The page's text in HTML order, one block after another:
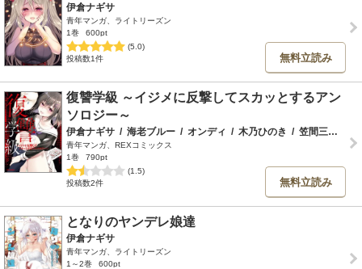
伊倉ナギサ
青年マンガ、ライトリーズン
1巻
600pt
(5.0)
投稿数1件
無料立読み
復讐学級 ～イジメに反撃してスカッとするアン
ソロジー～
伊倉ナギサ / 海老ブルー / オンディ / 木乃ひのき / 笠間三四郎
青年マンガ、REXコミックス
1巻
790pt
(1.5)
投稿数2件
無料立読み
となりのヤンデレ娘達
伊倉ナギサ
青年マンガ、ライトリーズン
1～2巻
600pt